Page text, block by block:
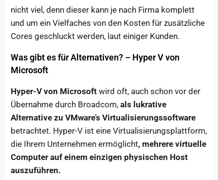
nicht viel, denn dieser kann je nach Firma komplett
und um ein Vielfaches von den Kosten für zusätzliche
Cores geschluckt werden, laut einiger Kunden.
Was gibt es für Alternativen? – Hyper V von
Microsoft
Hyper-V von Microsoft wird oft, auch schon vor der
Übernahme durch Broadcom, als lukrative
Alternative zu VMware’s Virtualisierungssoftware
betrachtet. Hyper-V ist eine Virtualisierungsplattform,
die Ihrem Unternehmen ermöglicht, mehrere virtuelle
Computer auf einem einzigen physischen Host
auszuführen.